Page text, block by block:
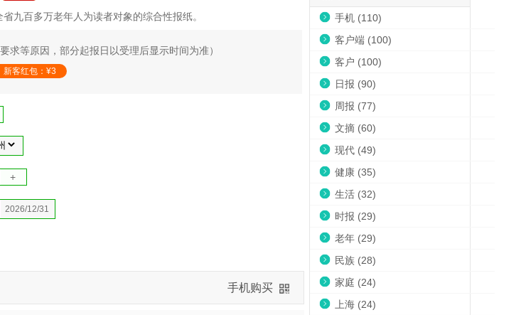
九百多万老年人为读者对象的综合性报纸。
求等原因，部分起报日 以受理后显示时间为准）
新客红包：¥3
+
2026/12/31
手机购买
手机 (110)
客户端 (100)
客户 (100)
日报 (90)
周报 (77)
文摘 (60)
现代 (49)
健康 (35)
生活 (32)
时报 (29)
老年 (29)
民族 (28)
家庭 (24)
上海 (24)